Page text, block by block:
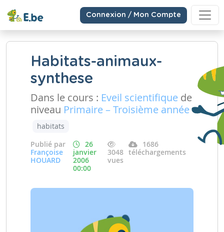
Connexion / Mon Compte
Habitats-animaux-
synthese
Dans le cours : Eveil scientifique de
niveau Primaire – Troisième année
habitats
Publié par
Françoise
HOUARD
26
janvier
2006
00:00
3048
vues
1686
téléchargements